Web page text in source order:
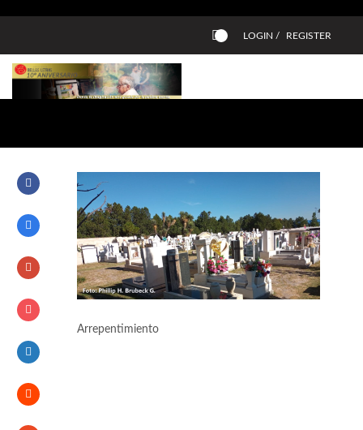
LOGIN / REGISTER
Arrepentimiento